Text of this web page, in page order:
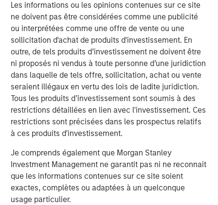
Les informations ou les opinions contenues sur ce site
ne doivent pas être considérées comme une publicité
ou interprétées comme une offre de vente ou une
sollicitation d'achat de produits d'investissement. En
outre, de tels produits d’investissement ne doivent être
ni proposés ni vendus à toute personne d’une juridiction
dans laquelle de tels offre, sollicitation, achat ou vente
seraient illégaux en vertu des lois de ladite juridiction.
Tous les produits d’investissement sont soumis à des
restrictions détaillées en lien avec l'investissement. Ces
restrictions sont précisées dans les prospectus relatifs
à ces produits d'investissement.
Je comprends également que Morgan Stanley
Investment Management ne garantit pas ni ne reconnait
que les informations contenues sur ce site soient
exactes, complètes ou adaptées à un quelconque
usage particulier.
underscoring that we haven’t entered a deflationary bust.
Instead, the energy market may be stabilizing at a new
equilibrium that helps to balance producer and consumer
interests.
Crucially, a slight cooling in oil demand growth partly
reflects positive structural change: electric vehicle (EV)
adoption and efficiency improvements. Global EV sales
are breaking records, with more than 20 million EVs
expected to be sold in 2025—over one-quarter of all new
cars. While this rapid electrification of transport is
reducing long-term oil demand growth, it brings a silver
systems require significant amounts of metals and new
infrastructure. Overall, though oil may cede some ground,
other commodities stand to gain.
Accelerating energy transition fueling new demand